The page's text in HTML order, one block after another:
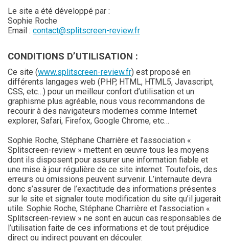
Le site a été développé par :
Sophie Roche
Email : contact@splitscreen-review.fr
CONDITIONS D’UTILISATION :
Ce site (www.splitscreen-review.fr) est proposé en
différents langages web (PHP, HTML, HTML5, Javascript,
CSS, etc…) pour un meilleur confort d’utilisation et un
graphisme plus agréable, nous vous recommandons de
recourir à des navigateurs modernes comme Internet
explorer, Safari, Firefox, Google Chrome, etc…
Sophie Roche, Stéphane Charrière et l’association «
Splitscreen-review » mettent en œuvre tous les moyens
dont ils disposent pour assurer une information fiable et
une mise à jour régulière de ce site internet. Toutefois, des
erreurs ou omissions peuvent survenir. L’internaute devra
donc s’assurer de l’exactitude des informations présentes
sur le site et signaler toute modification du site qu’il jugerait
utile. Sophie Roche, Stéphane Charrière et l’association «
Splitscreen-review » ne sont en aucun cas responsables de
l’utilisation faite de ces informations et de tout préjudice
direct ou indirect pouvant en découler.